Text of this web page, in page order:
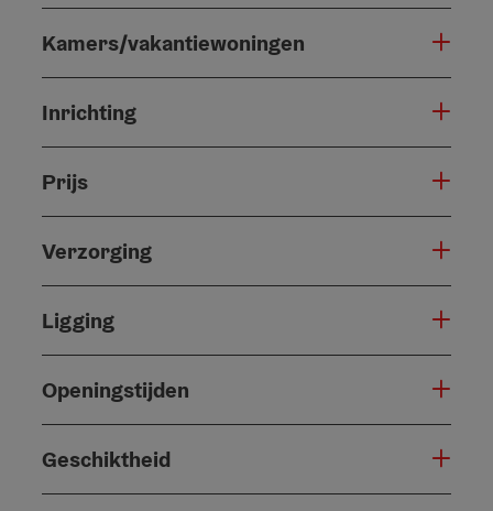
Kamers/vakantiewoningen
Inrichting
Prijs
Verzorging
Ligging
Openingstijden
Geschiktheid